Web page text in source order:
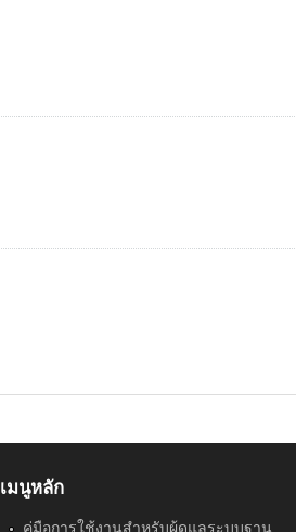
เมนูหลัก
คู่มือการใช้งานสำหรับผู้ดูแลระบบฐาน